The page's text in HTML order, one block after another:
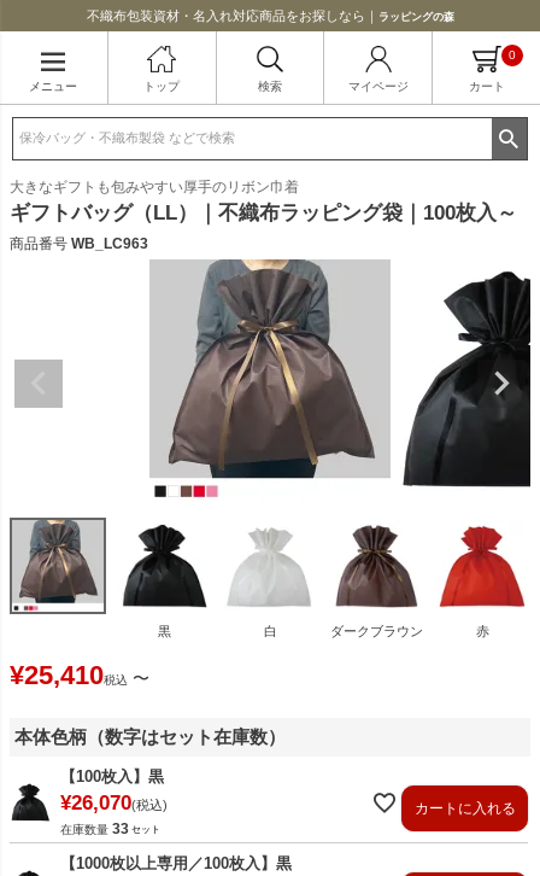
不織布包装資材・名入れ対応商品をお探しなら｜ ラッピングの森
メニュー トップ 検索 マイページ カート
0
大きなギフトも包みやすい厚手のリボン巾着
ギフトバッグ（LL）｜不織布ラッピング袋｜100枚入～
商品番号 WB_LC963
黒 白 ダークブラウン 赤
¥25,410税込 〜
本体色柄（数字はセット在庫数）
【100枚入】黒
¥26,070 税込
在庫数量 33
カートに入れる
【1000枚以上専用／100枚入】黒